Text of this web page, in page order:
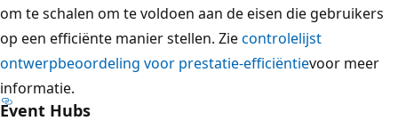
om te schalen om te voldoen aan de eisen die gebruikers
op een efficiënte manier stellen. Ziecontrolelijst
ontwerpbeoordeling voor prestatie-efficiëntievoor meer
informatie.
Event Hubs